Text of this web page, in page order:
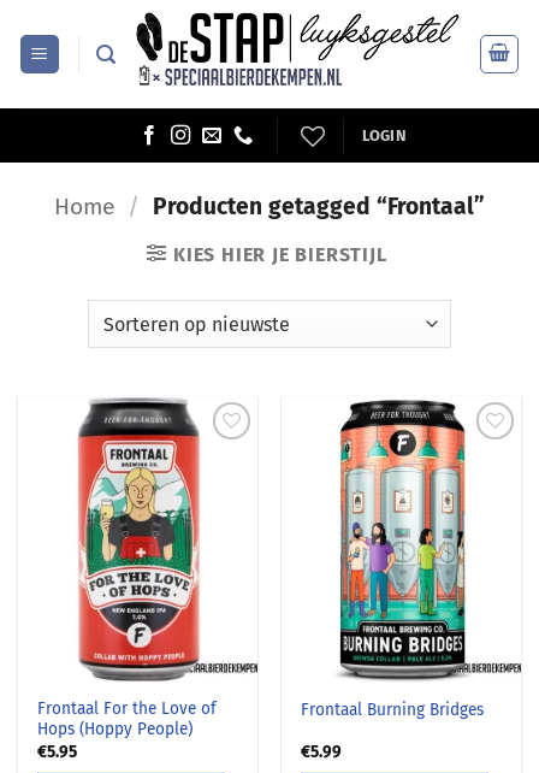
naar
inhoud
LOGIN
Home / Producten getagged “Frontaal”
KIES HIER JE BIERSTIJL
Frontaal For the Love of
Hops (Hoppy People)
€5.95
Frontaal Burning Bridges
€5.99